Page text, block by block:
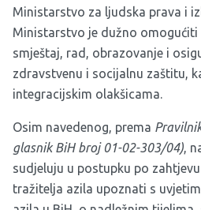
Ministarstvo za ljudska prava i
Ministarstvo je dužno omogućiti
smještaj, rad, obrazovanje i
zdravstvenu i socijalnu zaštitu,
integracijskim olakšicama.
Osim navedenog, prema
glasnik BiH broj 01-02-303/04),
sudjeluju u postupku po
tražitelja azila upoznati s